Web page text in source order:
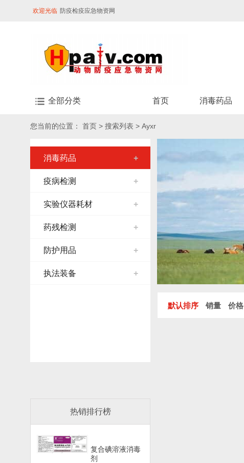
欢迎光临 防疫检疫应急物资网
全部分类 首页 消毒药品
您当前的位置： 首页 > 搜索列表 > Ayxr
消毒药品 +
疫病检测 +
实验仪器耗材 +
药残检测 +
防护用品 +
执法装备 +
默认排序 销量 价格
热销排行榜
复合碘溶液消毒
剂